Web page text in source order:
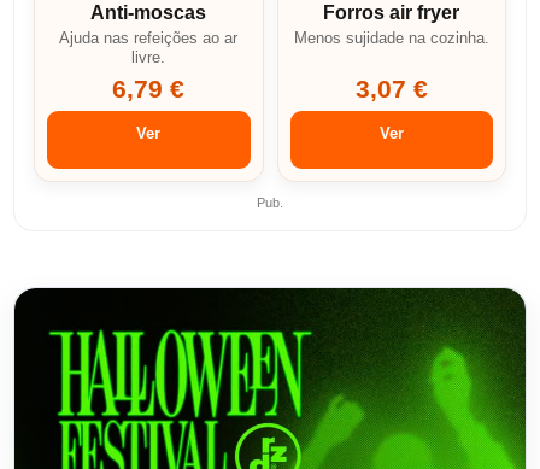
Anti-moscas
Ajuda nas refeições ao ar
livre.
6,79 €
Ver
Forros air fryer
Menos sujidade na cozinha.
3,07 €
Ver
Pub.